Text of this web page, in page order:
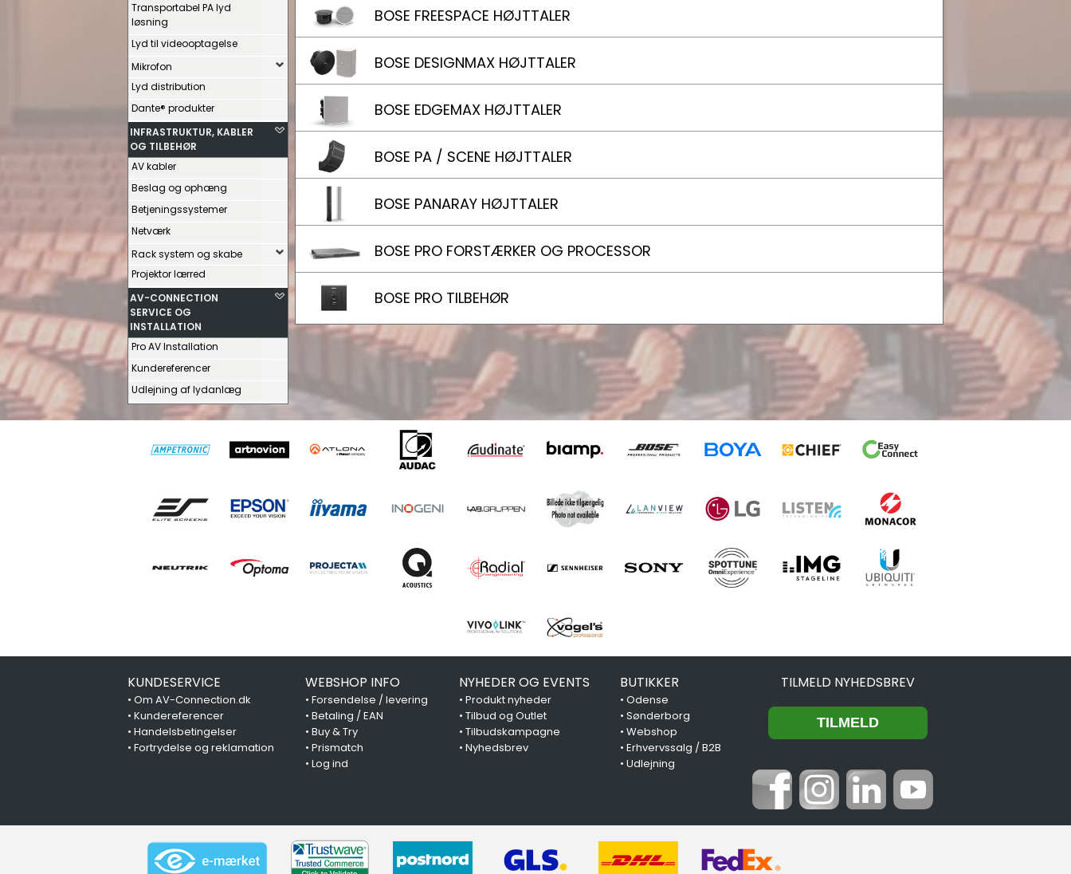
Transportabel PA lyd
løsning
Lyd til videooptagelse
Mikrofon
Lyd distribution
Dante® produkter
INFRASTRUKTUR, KABLER
OG TILBEHØR
AV kabler
Beslag og ophæng
Betjeningssystemer
Netværk
Rack system og skabe
Projektor lærred
AV-CONNECTION
SERVICE OG
INSTALLATION
Pro AV Installation
Kundereferencer
Udlejning af lydanlæg
BOSE FREESPACE HØJTTALER
BOSE DESIGNMAX HØJTTALER
BOSE EDGEMAX HØJTTALER
BOSE PA / SCENE HØJTTALER
BOSE PANARAY HØJTTALER
BOSE PRO FORSTÆRKER OG PROCESSOR
BOSE PRO TILBEHØR
KUNDESERVICE
• Om AV-Connection.dk
• Kundereferencer
• Handelsbetingelser
• Fortrydelse og reklamation
WEBSHOP INFO
• Forsendelse / levering
• Betaling / EAN
• Buy & Try
• Prismatch
• Log ind
NYHEDER OG EVENTS
• Produkt nyheder
• Tilbud og Outlet
• Tilbudskampagne
• Nyhedsbrev
BUTIKKER
•Odense
•Sønderborg
•Webshop
•Erhvervssalg / B2B
•Udlejning
TILMELD NYHEDSBREV